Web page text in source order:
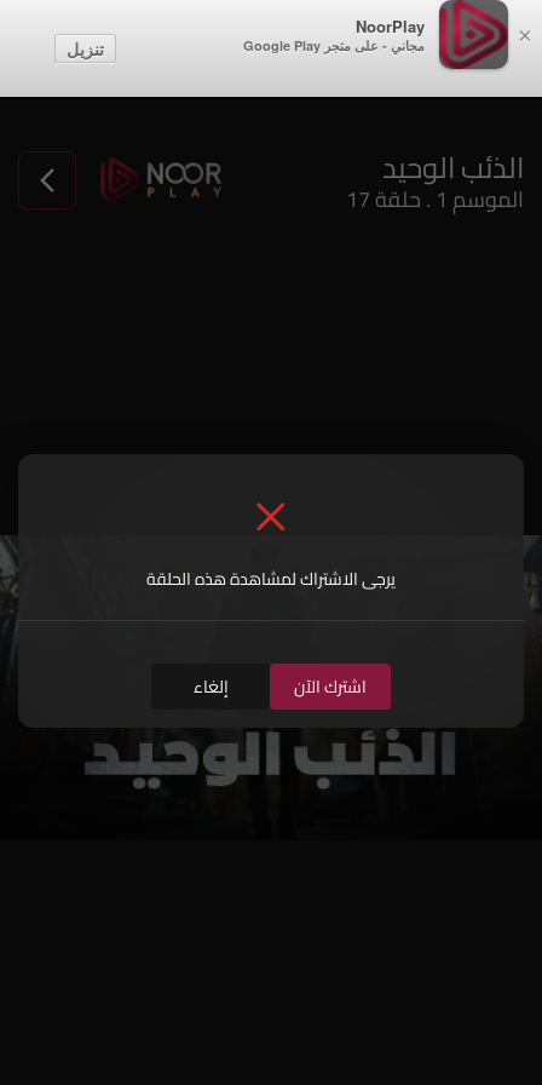
×
NoorPlay
مجاني - على متجر Google Play تنزيل
الذئب الوحيد
الموسم 1 . حلقة 17
يرجى الاشتراك لمشاهدة هذه الحلقة
اشترك الآن إلغاء